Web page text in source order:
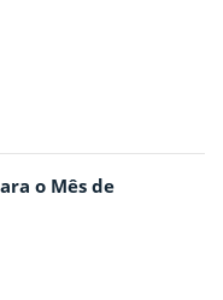
o Mês de